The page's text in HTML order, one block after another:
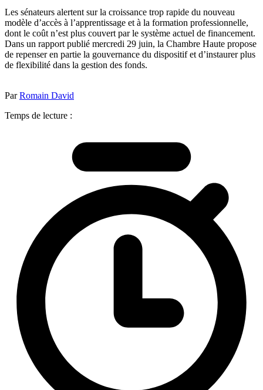
Les sénateurs alertent sur la croissance trop rapide du nouveau
modèle d’accès à l’apprentissage et à la formation professionnelle,
dont le coût n’est plus couvert par le système actuel de financement.
Dans un rapport publié mercredi 29 juin, la Chambre Haute propose
de repenser en partie la gouvernance du dispositif et d’instaurer plus
de flexibilité dans la gestion des fonds.
ParRomain David
Temps de lecture :